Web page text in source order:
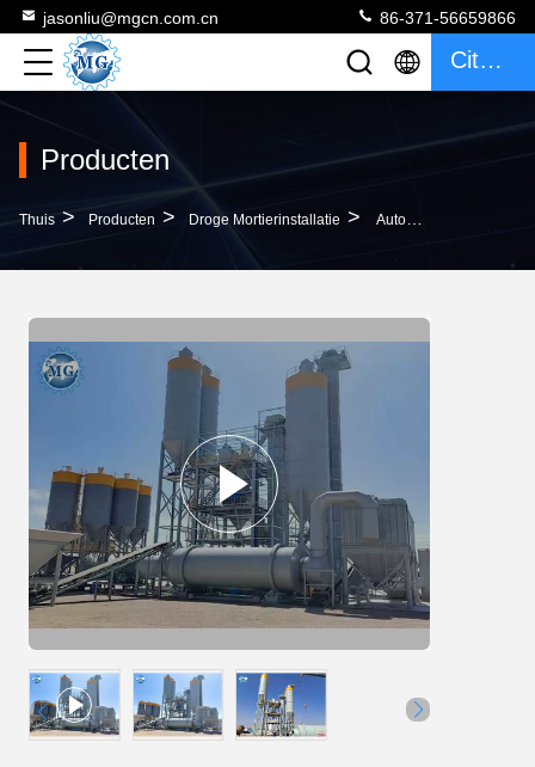
jasonliu@mgcn.com.cn 86-371-56659866
Citaat
Producten
Thuis > Producten > Droge Mortierinstallatie > Automatische Het Voeden Droge Mortier Het Mengen Zich Machineinstallatie 10-30 T/H